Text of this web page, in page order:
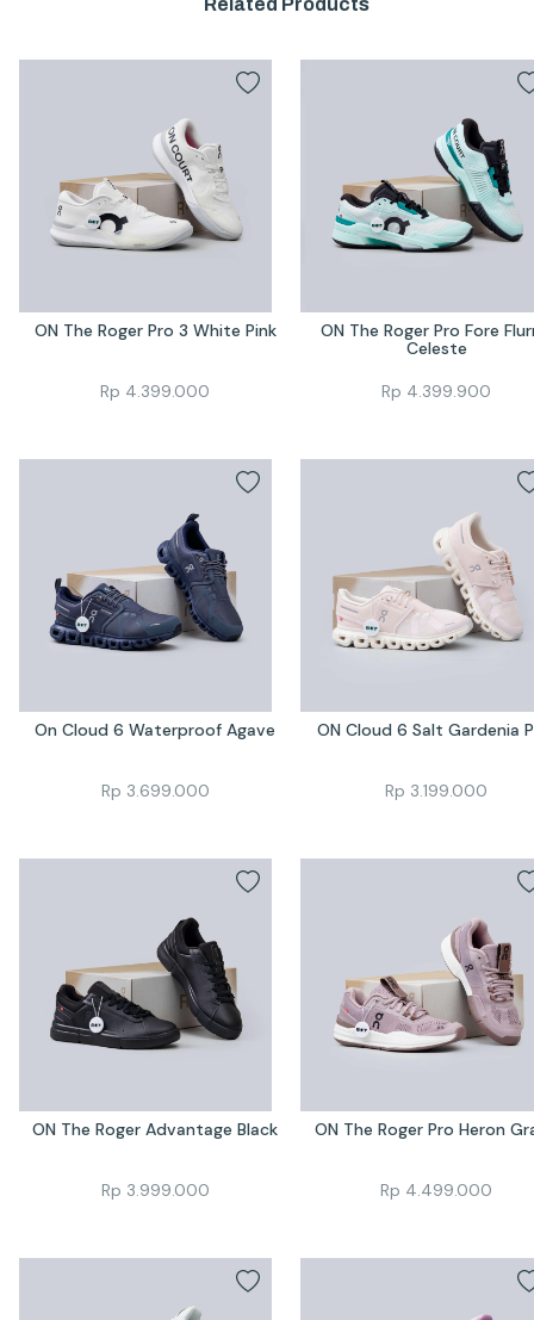
Related Products
ON The Roger Pro 3 White Pink
Rp 4.399.000
ON The Roger Pro Fore
Celeste
Rp 4.399.900
On Cloud 6 Waterproof Agave
Rp 3.699.000
ON Cloud 6 Salt Gardenia
Rp 3.199.000
ON The Roger Advantage Black
Rp 3.999.000
ON The Roger Pro Heron
Rp 4.499.000